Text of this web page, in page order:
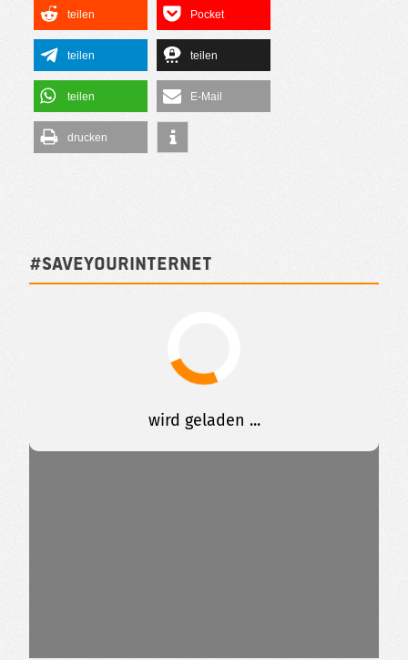
teilen Pocket
teilen teilen
teilen E-Mail
drucken
#SAVEYOURINTERNET